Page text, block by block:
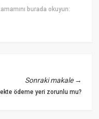
burada okuyun:
Sonraki makale→
ödeme yeri zorunlu mu?